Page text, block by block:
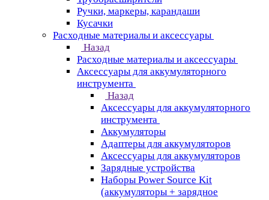
Ручки, маркеры, карандаши
Кусачки
Расходные материалы и аксессуары
Назад
Расходные материалы и аксессуары
Аксессуары для аккумуляторного
инструмента
Назад
Аксессуары для аккумуляторного
инструмента
Aккумуляторы
Адаптеры для аккумуляторов
Аксессуары для аккумуляторов
Зарядные устройства
Наборы Power Source Kit
(аккумуляторы + зарядное